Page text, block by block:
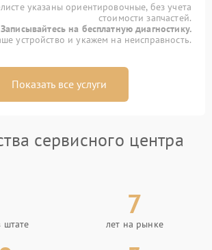
указаны ориентировочные, без учета
стоимости запчастей.
Записывайтесь на бесплатную диагностику.
устройство и укажем на неисправность.
Показать все услуги
сервисного центра
штате
7
лет на рынке